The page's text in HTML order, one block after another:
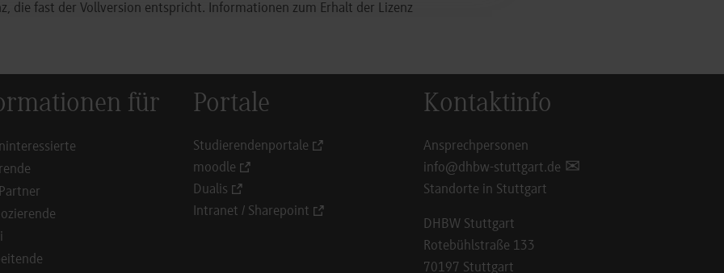
die fast der Vollversion entspricht. Informationen zum Erhalt der Lizenz
für Portale
Studierendenportale
moodle
Dualis
Intranet / Sharepoint
Kontaktinfo
Ansprechpersonen
info@dhbw-stuttgart.de
Standorte in Stuttgart
DHBW Stuttgart
Rotebühlstraße 133
70197 Stuttgart